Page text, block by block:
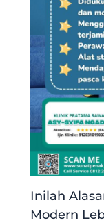
Inilah
Modern